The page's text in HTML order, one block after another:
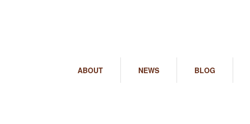
ABOUT NEWS BLOG